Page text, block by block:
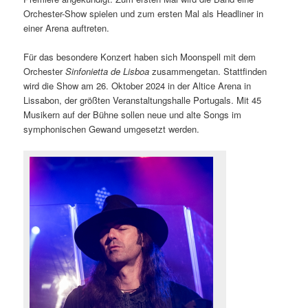
Orchester-Show spielen und zum ersten Mal als Headliner in
einer Arena auftreten.
Für das besondere Konzert haben sich Moonspell mit dem
OrchesterSinfonietta de Lisboa zusammengetan. Stattfinden
wird die Show am 26. Oktober 2024 in der Altice Arena in
Lissabon, der größten Veranstaltungshalle Portugals. Mit 45
Musikern auf der Bühne sollen neue und alte Songs im
symphonischen Gewand umgesetzt werden.